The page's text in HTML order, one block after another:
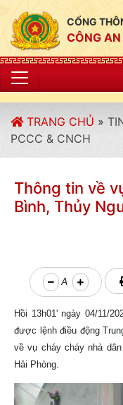
CỔNG
CÔNG
"CÔNG AN
TRANG CHỦ »
PCCC & CNCH
Thông tin về
Bình, Thủy
A
Hồi 13h01' ngày 04/11/
được lệnh điều động
về vụ cháy cháy nhà
Hải Phòng.